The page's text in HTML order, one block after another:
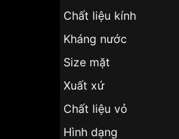
Chất liệu kính
Kháng nước
Size mặt
Xuất xứ
Chất liệu vỏ
Hình dạng